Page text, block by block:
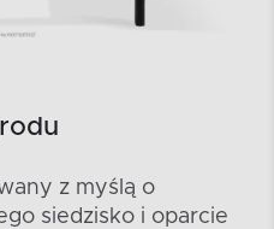
z myślą o
siedzisko i oparcie